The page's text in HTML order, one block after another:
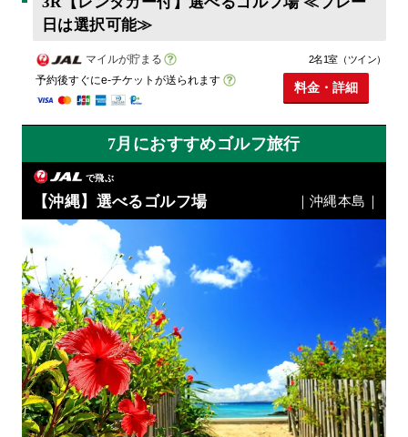
日は選択可能≫
マイルが貯まる
予約後すぐにe-チケットが送られます
2名1室（ツイン）
料金・詳細
7月におすすめゴルフ旅行
で飛ぶ
【沖縄】選べるゴルフ場 ｜沖縄本島｜